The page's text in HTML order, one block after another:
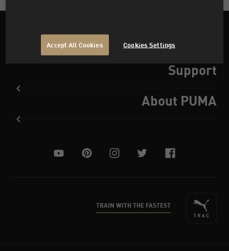
Support
About PUMA
facebook
twitter
instagram
pinterest
youtube
TRAIN WITH THE FASTEST
Cookies Settings
Accept All Cookies